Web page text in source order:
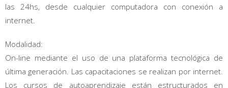
las 24hs, desde cualquier computadora con conexión a
internet.
Modalidad:
On-line mediante el uso de una plataforma tecnológica de
última generación. Las capacitaciones se realizan por internet.
Los cursos de autoaprendizaje están estructurados en